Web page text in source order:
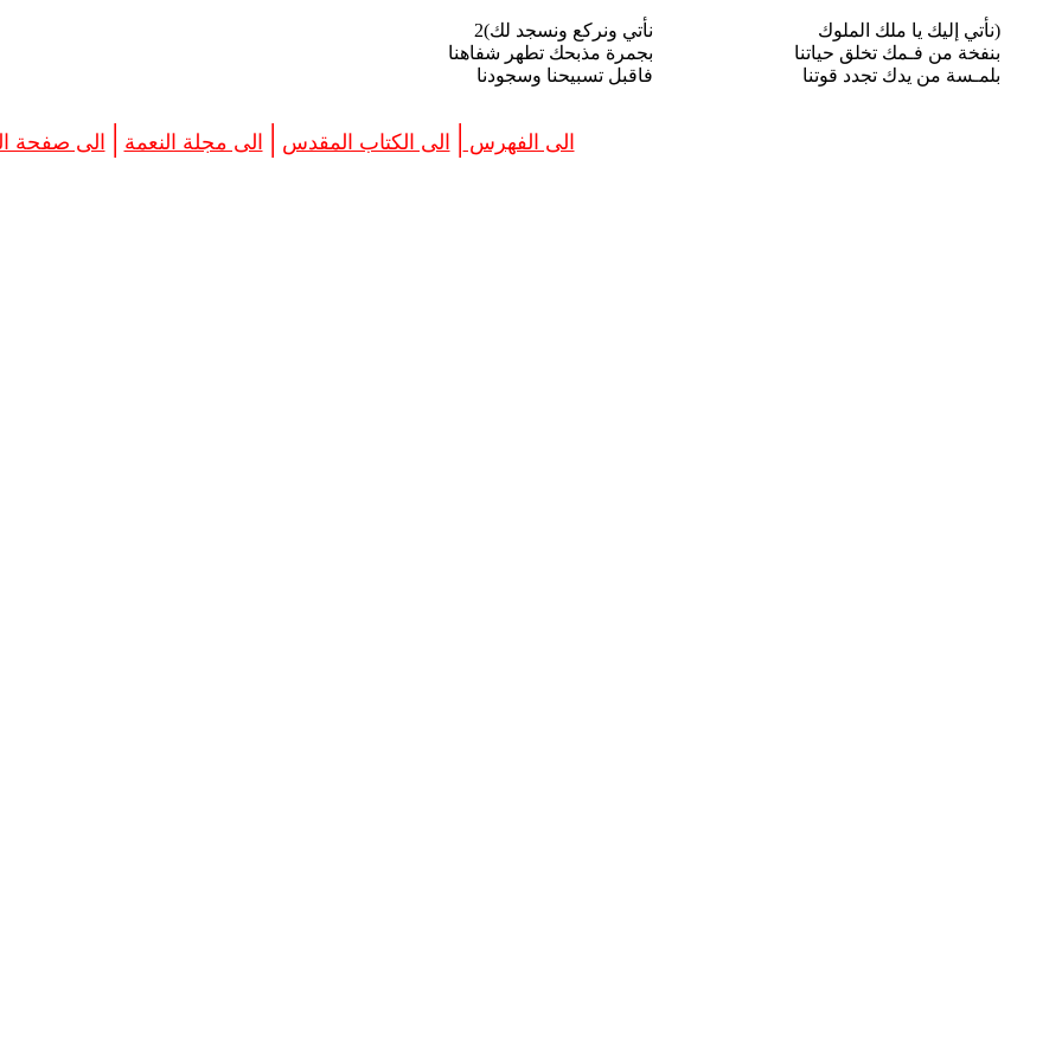
(نأتي إليك يا ملك الملوك
بنفخة من فـمك تخلق حياتنا
بلمـسة من يدك تجدد قوتنا
نأتي ونركع ونسجد لك)2
بجمرة مذبحك تطهر شفاهنا
فاقبل تسبيحنا وسجودنا
الى الفهرس | الى الكتاب المقدس | الى مجلة النعمة | الى صفحة